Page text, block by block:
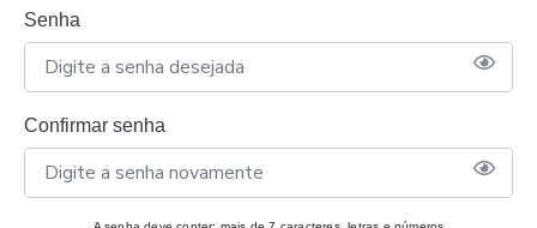
Senha
Confirmar senha